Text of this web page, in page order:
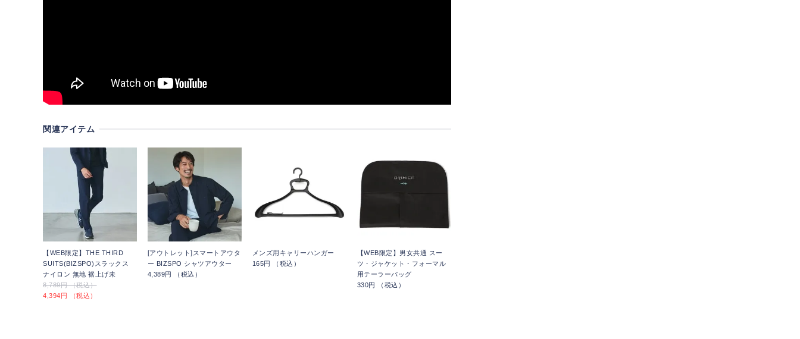
関連アイテム
【WEB限定】THE THIRD
SUITS(BIZSPO)スラックス
ナイロン 無地 裾上げ未
8,789円 （税込）
4,394円 （税込）
[アウトレット]スマートアウタ
ー BIZSPO シャツアウター
4,389円 （税込）
メンズ用キャリーハンガー
165円 （税込）
【WEB限定】男女共通 スー
ツ・ジャケット・フォーマル
用テーラーバッグ
330円 （税込）